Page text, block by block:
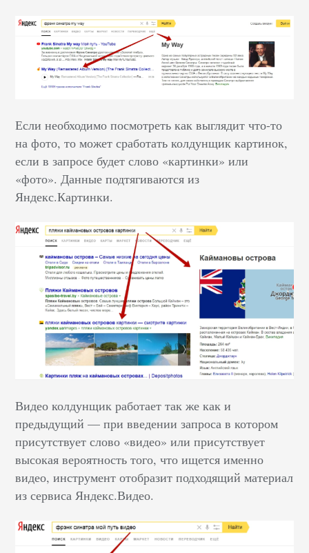
Если необходимо посмотреть как выглядит что-то
на фото, то может сработать колдунщик картинок,
если в запросе будет слово «картинки» или
«фото». Данные подтягиваются из
Яндекс.Картинки.
Видео колдунщик работает так же как и
предыдущий — при введении запроса в котором
присутствует слово «видео» или присутствует
высокая вероятность того, что ищется именно
видео, инструмент отобразит подходящий материал
из сервиса Яндекс.Видео.